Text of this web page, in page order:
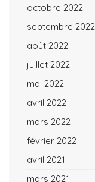
octobre 2022
septembre 2022
août 2022
juillet 2022
mai 2022
avril 2022
mars 2022
février 2022
avril 2021
mars 2021